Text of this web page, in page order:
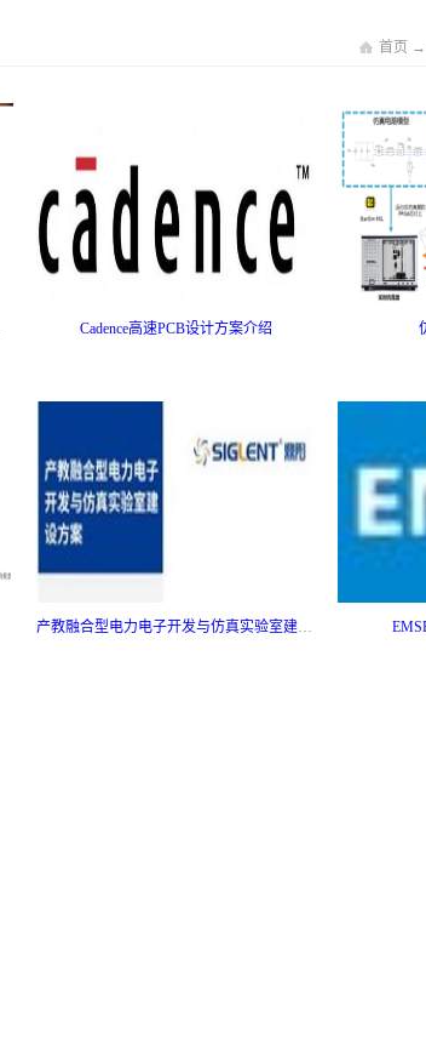
首页 →
Cadence高速PCB设计方案介绍
产教融合型电力电子开发与仿真实验室建设方案